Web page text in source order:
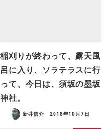
稲刈りが終わって、露天風
呂に入り、ソラテラスに行
って、今日は、須坂の墨坂
神社。
新井信介 2018年10月7日